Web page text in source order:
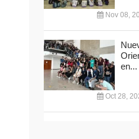
Nov 08,
en...
Oct 28,